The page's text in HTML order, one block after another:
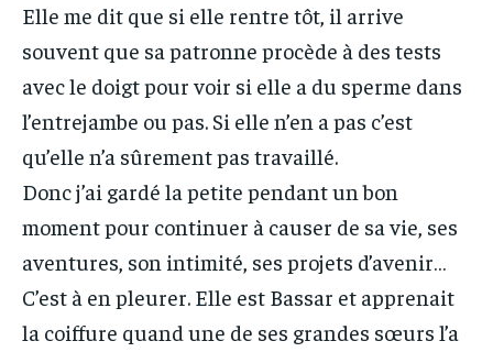
Elle me dit que si elle rentre tôt, il arrive
souvent que sa patronne procède à des tests
avec le doigt pour voir si elle a du sperme dans
l’entrejambe ou pas. Si elle n’en a pas c’est
qu’elle n’a sûrement pas travaillé.
Donc j’ai gardé la petite pendant un bon
moment pour continuer à causer de sa vie, ses
aventures, son intimité, ses projets d’avenir…
C’est à en pleurer. Elle est Bassar et apprenait
la coiffure quand une de ses grandes sœurs l’a